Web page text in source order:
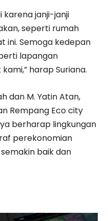
karena janji-janji
seperti rumah
ini. Semoga kedepan
lapangan
harap Suriana.
dan M. Yatin Atan,
Rempang Eco city
berharap lingkungan
perekonomian
baik dan